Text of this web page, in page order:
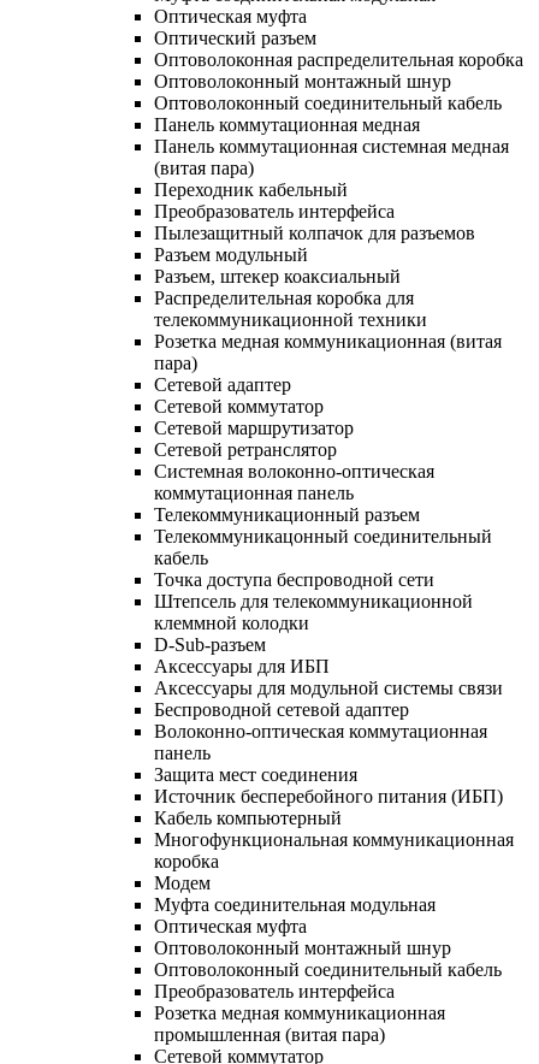
Оптическая муфта
Оптический разъем
Оптоволоконная распределительная коробка
Оптоволоконный монтажный шнур
Оптоволоконный соединительный кабель
Панель коммутационная медная
Панель коммутационная системная медная
(витая пара)
Переходник кабельный
Преобразователь интерфейса
Пылезащитный колпачок для разъемов
Разъем модульный
Разъем, штекер коаксиальный
Распределительная коробка для
телекоммуникационной техники
Розетка медная коммуникационная (витая
пара)
Сетевой адаптер
Сетевой коммутатор
Сетевой маршрутизатор
Сетевой ретранслятор
Системная волоконно-оптическая
коммутационная панель
Телекоммуникационный разъем
Телекоммуникацонный соединительный
кабель
Точка доступа беспроводной сети
Штепсель для телекоммуникационной
клеммной колодки
D-Sub-разъем
Аксессуары для ИБП
Аксессуары для модульной системы связи
Беспроводной сетевой адаптер
Волоконно-оптическая коммутационная
панель
Защита мест соединения
Источник бесперебойного питания (ИБП)
Кабель компьютерный
Многофункциональная коммуникационная
коробка
Модем
Муфта соединительная модульная
Оптическая муфта
Оптоволоконный монтажный шнур
Оптоволоконный соединительный кабель
Преобразователь интерфейса
Розетка медная коммуникационная
промышленная (витая пара)
Сетевой коммутатор